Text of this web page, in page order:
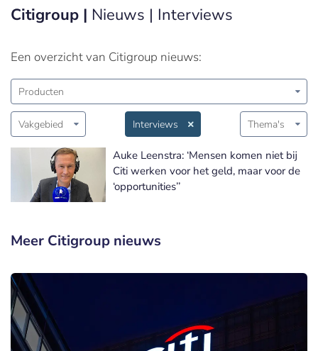
Citigroup | Nieuws | Interviews
Een overzicht van Citigroup nieuws:
Producten
Vakgebied Interviews Thema's
Auke Leenstra: ‘Mensen komen niet bij
Citi werken voor het geld, maar voor de
‘opportunities’’
Meer Citigroup nieuws